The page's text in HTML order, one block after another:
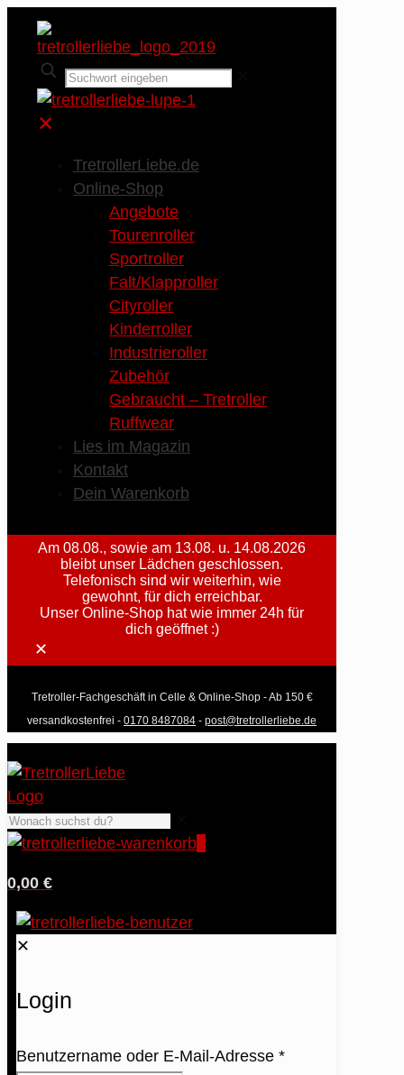
✕
TretrollerLiebe.de
Online-Shop
Angebote
Tourenroller
Sportroller
Falt/Klapproller
Cityroller
Kinderroller
Industrieroller
Zubehör
Gebraucht – Tretroller
Ruffwear
Lies im Magazin
Kontakt
Dein Warenkorb
Am 08.08., sowie am 13.08. u. 14.08.2026
bleibt unser Lädchen geschlossen.
Telefonisch sind wir weiterhin, wie
gewohnt, für dich erreichbar.
Unser Online-Shop hat wie immer 24h für
dich geöffnet :)
✕
Tretroller-Fachgeschäft in Celle & Online-Shop - Ab 150 €
versandkostenfrei - 0170 8487084 - post@tretrollerliebe.de
0,00 €
✕
Login
Benutzername oder E-Mail-Adresse *